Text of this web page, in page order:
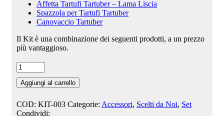
Affetta Tartufi Tartuber – Lama Liscia
Spazzola per Tartufi Tartuber
Canovaccio Tartuber
Il Kit è una combinazione dei seguenti prodotti, a un prezzo
più vantaggioso.
Aggiungi al carrello
COD: KIT-003 Categorie: Accessori, Scelti da Noi, Set
Condividi: